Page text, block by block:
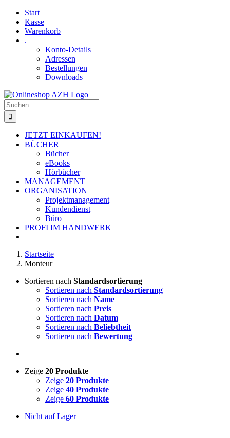
Skip
content
Facebook
YouTubeStart
Kasse
Warenkorb
.
Konto-Details
Adressen
Bestellungen
Downloads
Suche
nach:
JETZT EINKAUFEN!
BÜCHER
Bücher
eBooks
Hörbücher
MANAGEMENT
ORGANISATION
Projektmanagement
Kundendienst
Büro
PROFI IM HANDWERK
Startseite
Monteur
Sortieren nach Standardsortierung
Sortieren nach Standardsortierung
Sortieren nach Name
Sortieren nach Preis
Sortieren nach Datum
Sortieren nach Beliebtheit
Sortieren nach Bewertung
Zeige 20 Produkte
Zeige 20 Produkte
Zeige 40 Produkte
Zeige 60 Produkte
Nicht auf Lager